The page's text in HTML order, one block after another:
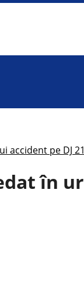
accident pe DJ
în